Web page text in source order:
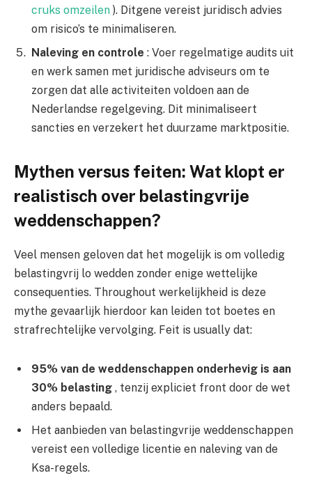
cruks omzeilen ). Ditgene vereist juridisch advies
om risico’s te minimaliseren.
Naleving en controle : Voer regelmatige audits uit
en werk samen met juridische adviseurs om te
zorgen dat alle activiteiten voldoen aan de
Nederlandse regelgeving. Dit minimaliseert
sancties en verzekert het duurzame marktpositie.
Mythen versus feiten: Wat klopt er
realistisch over belastingvrije
weddenschappen?
Veel mensen geloven dat het mogelijk is om volledig
belastingvrij lo wedden zonder enige wettelijke
consequenties. Throughout werkelijkheid is deze
mythe gevaarlijk hierdoor kan leiden tot boetes en
strafrechtelijke vervolging. Feit is usually dat:
95% van de weddenschappen onderhevig is aan
30% belasting , tenzij expliciet front door de wet
anders bepaald.
Het aanbieden van belastingvrije weddenschappen
vereist een volledige licentie en naleving van de
Ksa-regels.